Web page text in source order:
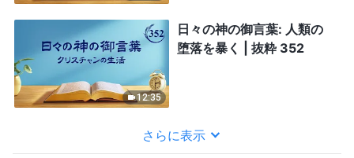
12:35
日々の神の御言葉: 人類の
堕落を暴く | 抜粋 352
さらに表示